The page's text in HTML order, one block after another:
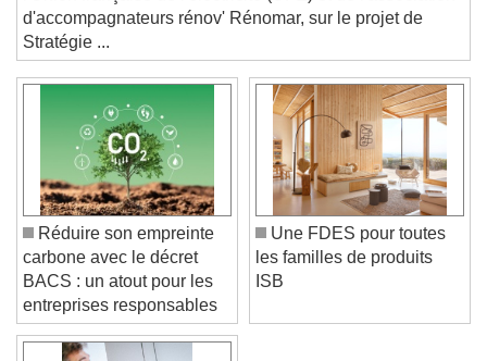
Color Opacity
Text Background
Color
Caption Area Background
Color Opacity
Font Size
Text Edge Style
l'Union française de l'électricité (UFE) et de l'association
d'accompagnateurs rénov' Rénomar, sur le projet de
Stratégie ...
Réduire son empreinte
carbone avec le décret
BACS : un atout pour les
entreprises responsables
Une FDES pour toutes
les familles de produits